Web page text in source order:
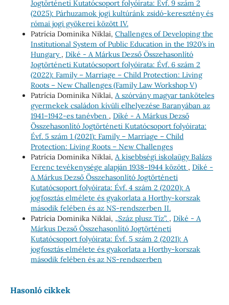
Jogtörténeti Kutatócsoport folyóirata: Évf. 9 szám 2
(2025): Párhuzamok jogi kultúránk zsidó-keresztény és
római jogi gyökerei között IV.
Patrícia Dominika Niklai, Challenges of Developing the
Institutional System of Public Education in the 1920’s in
Hungary , Díké - A Márkus Dezső Összehasonlító
Jogtörténeti Kutatócsoport folyóirata: Évf. 6 szám 2
(2022): Family – Marriage – Child Protection: Living
Roots – New Challenges (Family Law Workshop V)
Patrícia Dominika Niklai, A szórvány magyar tanköteles
gyermekek családon kívüli elhelyezése Baranyában az
1941–1942-es tanévben , Díké - A Márkus Dezső
Összehasonlító Jogtörténeti Kutatócsoport folyóirata:
Évf. 5 szám 1 (2021): Family – Marriage – Child
Protection: Living Roots – New Challenges
Patrícia Dominika Niklai, A kisebbségi iskolaügy Balázs
Ferenc tevékenysége alapján 1938–1944 között , Díké -
A Márkus Dezső Összehasonlító Jogtörténeti
Kutatócsoport folyóirata: Évf. 4 szám 2 (2020): A
jogfosztás elmélete és gyakorlata a Horthy-korszak
második felében és az NS-rendszerben II.
Patrícia Dominika Niklai, „Száz plusz Tíz”. , Díké - A
Márkus Dezső Összehasonlító Jogtörténeti
Kutatócsoport folyóirata: Évf. 5 szám 2 (2021): A
jogfosztás elmélete és gyakorlata a Horthy-korszak
második felében és az NS-rendszerben
Hasonló cikkek